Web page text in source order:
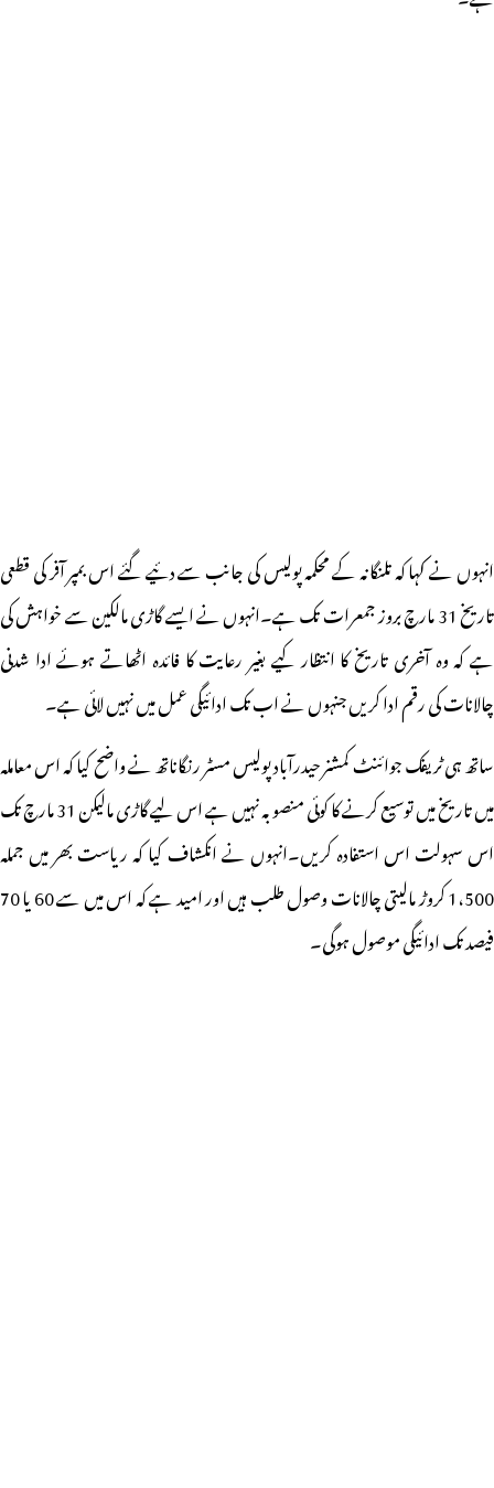
انہوں نے کہا کہ تلنگانہ کے محکمہ پولیس کی جانب سے دئیے گئے اس بمپر آفر کی قطعی
تاریخ 31 مارچ بروز جمعرات تک ہے۔انہوں نے ایسے گاڑی مالکین سے خواہش کی
ہے کہ وہ آخری تاریخ کا انتظار کیے بغیر رعایت کا فائدہ اٹھاتے ہوئے ادا شدنی
چالانات کی رقم ادا کریں جنہوں نے اب تک ادائیگی عمل میں نہیں لائی ہے۔
ساتھ ہی ٹریفک جوائنٹ کمشنر حیدرآباد پولیس مسٹر رنگاناتھ نے واضح کیا کہ اس معاملہ
میں تاریخ میں توسیع کرنے کا کوئی منصوبہ نہیں ہے اس لیے گاڑی مالیکن 31 مارچ تک
اس سہولت اس استفادہ کریں۔انہوں نے انکشاف کیا کہ ریاست بھر میں جملہ
1،500 کروڑ مالیتی چالانات وصول طلب ہیں اور امید ہے کہ اس میں سے 60 یا 70
فیصد تک ادائیگی موصول ہوگی۔